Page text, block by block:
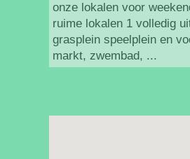
onze lokalen voor
ruime lokalen 1 volledig
grasplein speelplein en
markt, zwembad, ...